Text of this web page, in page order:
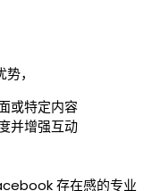
，
或特定内容
并增强互动
存在感的专业